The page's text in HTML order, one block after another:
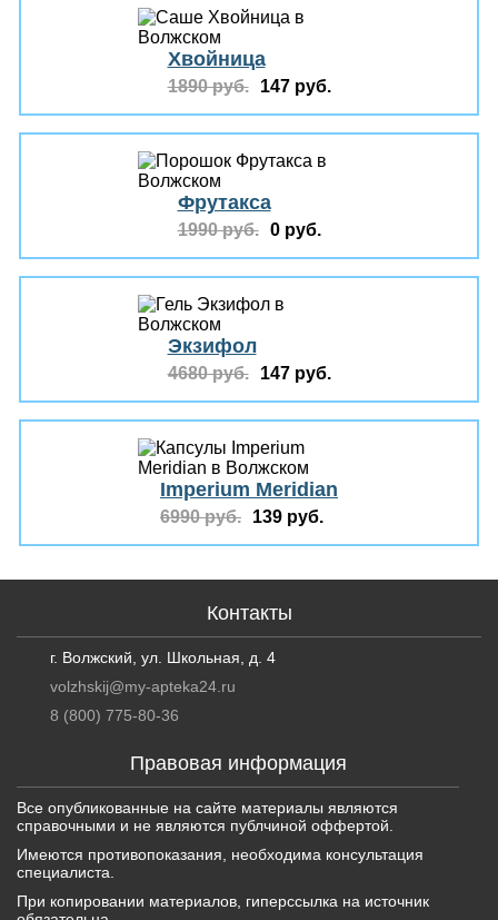
Хвойница
1890 руб. 147 руб.
Фрутакса
1990 руб. 0 руб.
Экзифол
4680 руб. 147 руб.
Imperium Meridian
6990 руб. 139 руб.
Правовая информация
Все опубликованные на сайте материалы являются
справочными и не являются публчиной оффертой.
Имеются противопоказания, необходима консультация
специалиста.
При копировании материалов, гиперссылка на источник
Контакты
г. Волжский, ул. Школьная, д. 4
volzhskij@my-apteka24.ru
8 (800) 775-80-36